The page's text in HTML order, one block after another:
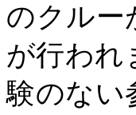
のクルー
が行われ
験のない